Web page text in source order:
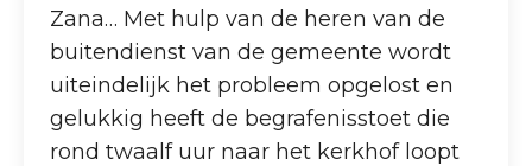
Zana… Met hulp van de heren van de
buitendienst van de gemeente wordt
uiteindelijk het probleem opgelost en
gelukkig heeft de begrafenisstoet die
rond twaalf uur naar het kerkhof loopt